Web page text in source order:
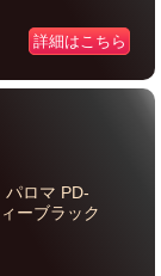
詳細はこちら
パロマ PD-
ーブラック